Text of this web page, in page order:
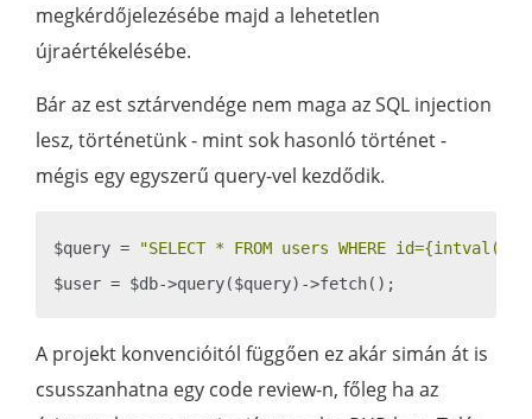
megkérdőjelezésébe majd a lehetetlen
újraértékelésébe.
Bár az est sztárvendége nem maga az SQL injection
lesz, történetünk - mint sok hasonló történet -
mégis egy egyszerű query-vel kezdődik.
$query =
"SELECT * FROM users WHERE
A projekt konvencióitól függően ez akár simán át is
csusszanhatna egy code review-n, főleg ha az